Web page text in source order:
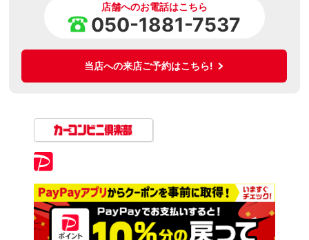
店舗へのお電話はこちら
050-1881-7537
当店への来店ご予約はこちら!